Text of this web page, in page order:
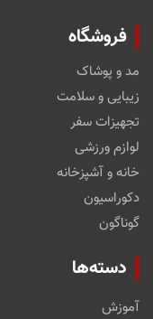
فروشگاه
مد و پوشاک
زیبایی و سلامت
تجهیزات سفر
لوازم ورزشی
خانه و آشپزخانه
دکوراسیون
گوناگون
دسته‌ها
آموزش